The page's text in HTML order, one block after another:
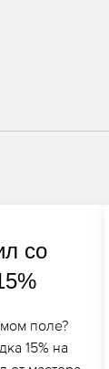
со
поле?
15% на